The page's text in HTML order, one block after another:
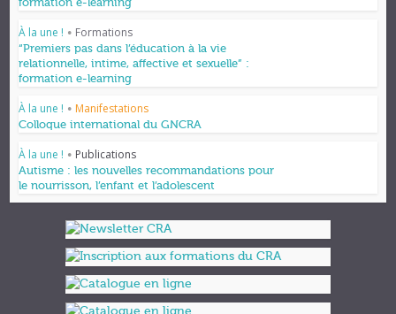
formation e-learning
À la une ! • Formations
“Premiers pas dans l’éducation à la vie
relationnelle, intime, affective et sexuelle” :
formation e-learning
À la une ! • Manifestations
Colloque international du GNCRA
À la une ! • Publications
Autisme : les nouvelles recommandations pour
le nourrisson, l’enfant et l’adolescent